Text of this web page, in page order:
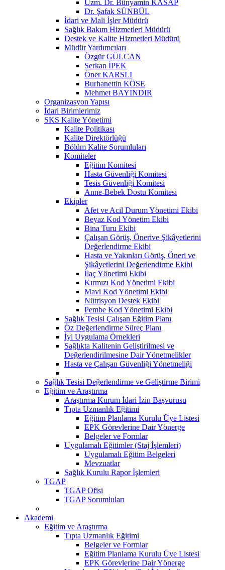
Uzm. Dr. Bünyamin KASAP
Dr. Şafak SÜNBÜL
İdari ve Mali İşler Müdürü
Sağlık Bakım Hizmetleri Müdürü
Destek ve Kalite Hizmetleri Müdürü
Müdür Yardımcıları
Özgür GÜLCAN
Serkan İPEK
Öner KARSLI
Burhanettin KÖSE
Mehmet BAYINDIR
Organizasyon Yapısı
İdari Birimlerimiz
SKS Kalite Yönetimi
Kalite Politikası
Kalite Direktörlüğü
Bölüm Kalite Sorumluları
Komiteler
Eğitim Komitesi
Hasta Güvenliği Komitesi
Tesis Güvenliği Komitesi
Anne-Bebek Dostu Komitesi
Ekipler
Afet ve Acil Durum Yönetimi Ekibi
Beyaz Kod Yönetim Ekibi
Bina Turu Ekibi
Çalışan Görüş, Önerive Şikâyetlerini
Değerlendirme Ekibi
Hasta ve Yakınları Görüş, Öneri ve
Şikâyetlerini Değerlendirme Ekibi
İlaç Yönetimi Ekibi
Kırmızı Kod Yönetimi Ekibi
Mavi Kod Yönetimi Ekibi
Nütrisyon Destek Ekibi
Pembe Kod Yönetimi Ekibi
Sağlık Tesisi Çalışan Eğitim Planı
Öz Değerlendirme Süreç Planı
İyi Uygulama Örnekleri
Sağlıkta Kalitenin Geliştirilmesi ve
Değerlendirilmesine Dair Yönetmelikler
Hasta ve Çalışan Güvenliği Yönetmeliği
Sağlık Tesisi Değerlendirme ve Geliştirme Birimi
Eğitim ve Araştırma
Araştırma Kurum İdari İzin Başvurusu
Tıpta Uzmanlık Eğitimi
Eğitim Planlama Kurulu Üye Listesi
EPK Görevlerine Dair Yönerge
Belgeler ve Formlar
Uygulamalı Eğitimler (Staj İşlemleri)
Uygulamalı Eğitim Belgeleri
Mevzuatlar
Sağlık Kurulu Rapor İşlemleri
TGAP
TGAP Ofisi
TGAP Sorumluları
Akademi
Eğitim ve Araştırma
Tıpta Uzmanlık Eğitimi
Belgeler ve Formlar
Eğitim Planlama Kurulu Üye Listesi
EPK Görevlerine Dair Yönerge